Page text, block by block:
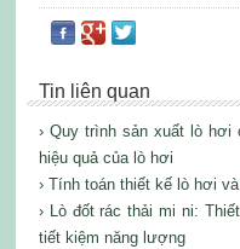
Tin liên quan
› Quy trình sản xuất lò hơi
hiệu quả của lò hơi
› Tính toán thiết kế lò hơi
› Lò đốt rác thải mi ni:
tiết kiệm năng lượng